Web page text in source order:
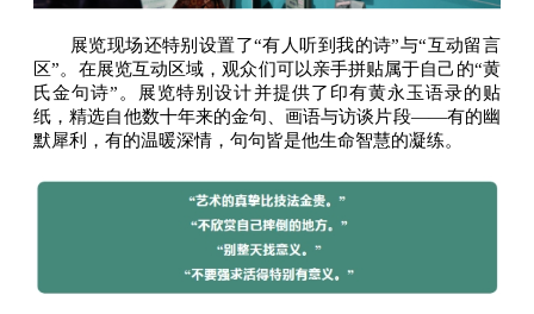
展览现场还特别设置了“有人听到我的诗”与“互动留言
区”。在展览互动区域，观众们可以亲手拼贴属于自己的“黄
氏金句诗”。展览特别设计并提供了印有黄永玉语录的贴
纸，精选自他数十年来的金句、画语与访谈片段——有的幽
默犀利，有的温暖深情，句句皆是他生命智慧的凝练。